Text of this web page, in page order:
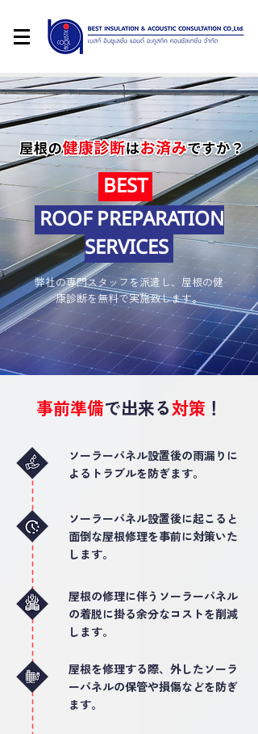
BEST
ROOF PREPARATION
SERVICES
弊社の専門スタッフを派遣し、屋根の健
康診断を無料で実施致します。
事前準備で出来る対策 ！
ソーラーパネル設置後の雨漏りに
よるトラブルを防ぎます。
ソーラーパネル設置後に起こると
面倒な屋根修理を事前に対策いた
します。
屋根の修理に伴うソーラーパネル
の着脱に掛る余分なコストを削減
します。
屋根を修理する際、外したソーラ
ーパネルの保管や損傷などを防ぎ
ます。